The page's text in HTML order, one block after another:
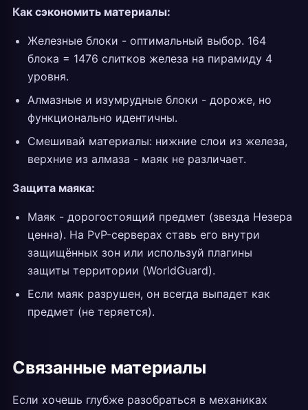
Как сэкономить материалы:
Железные блоки - оптимальный выбор. 164
блока = 1476 слитков железа на пирамиду 4
уровня.
Алмазные и изумрудные блоки - дороже, но
функционально идентичны.
Смешивай материалы: нижние слои из железа,
верхние из алмаза - маяк не различает.
Защита маяка:
Маяк - дорогостоящий предмет (звезда Незера
ценна). На PvP-серверах ставь его внутри
защищённых зон или используй плагины
защиты территории (WorldGuard).
Если маяк разрушен, он всегда выпадет как
предмет (не теряется).
Связанные материалы
Если хочешь глубже разобраться в механиках